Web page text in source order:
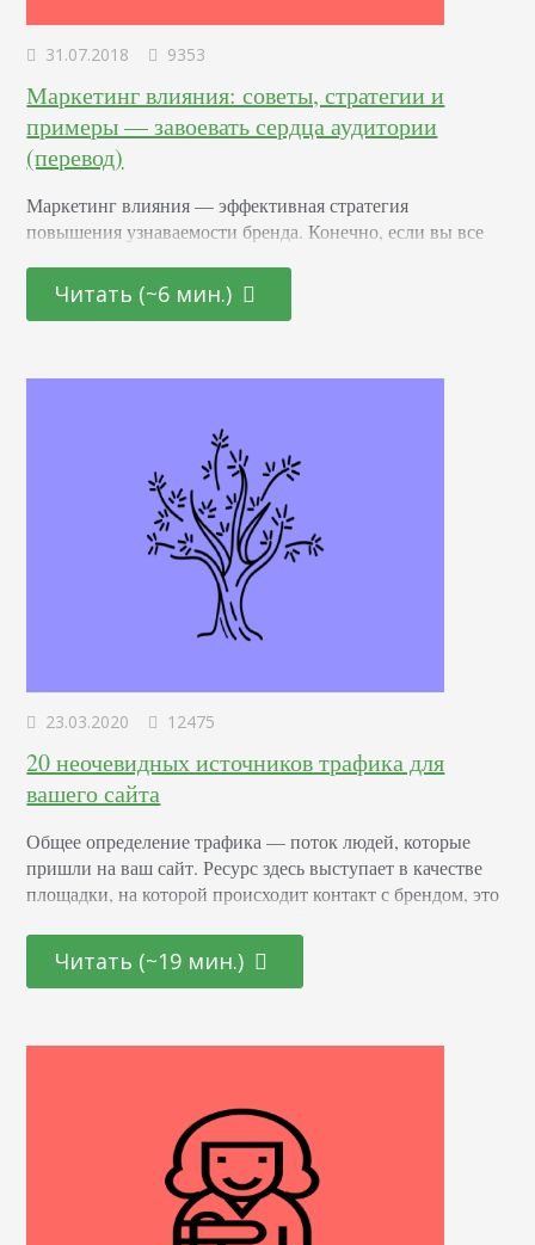
31.07.2018 9353
Маркетинг влияния: советы, стратегии и
примеры — завоевать сердца аудитории
(перевод)
Маркетинг влияния — эффективная стратегия
повышения узнаваемости бренда. Конечно, если вы все
маркетинговые кампании? Как выбирать нужных
влиятельных личностей? Я поделюсь своим опытом в
Читать (~6 мин.)
23.03.2020 12475
20 неочевидных источников трафика для
вашего сайта
Общее определение трафика — поток людей, которые
пришли на ваш сайт. Ресурс здесь выступает в качестве
площадки, на которой происходит контакт с брендом, это
войти в контакт не только на сайте. Есть соцсети, есть
блоги в нишевых СМИ, есть мессенджеры. Поэтому в
Читать (~19 мин.)